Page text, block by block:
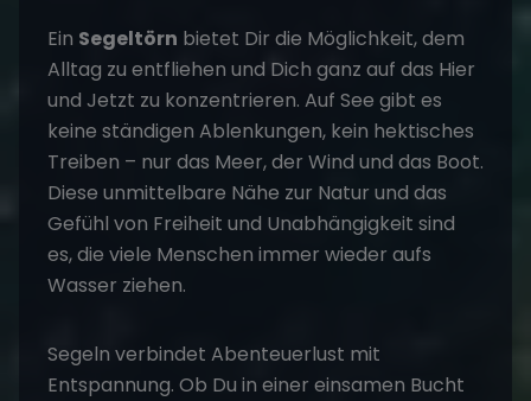
Ein Segeltörn bietet Dir die Möglichkeit, dem
Alltag zu entfliehen und Dich ganz auf das Hier
und Jetzt zu konzentrieren. Auf See gibt es
keine ständigen Ablenkungen, kein hektisches
Treiben – nur das Meer, der Wind und das Boot.
Diese unmittelbare Nähe zur Natur und das
Gefühl von Freiheit und Unabhängigkeit sind
es, die viele Menschen immer wieder aufs
Wasser ziehen.
Segeln verbindet Abenteuerlust mit
Entspannung. Ob Du in einer einsamen Bucht